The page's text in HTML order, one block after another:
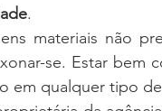
.
materiais não
se. Estar bem
em qualquer tipo